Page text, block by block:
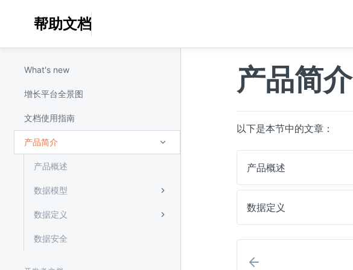
帮助文档
What's new
增长平台全景图
文档使用指南
产品简介
产品概述
数据模型
数据定义
数据安全
产品简介
以下是本节中的文章：
产品概述
数据定义